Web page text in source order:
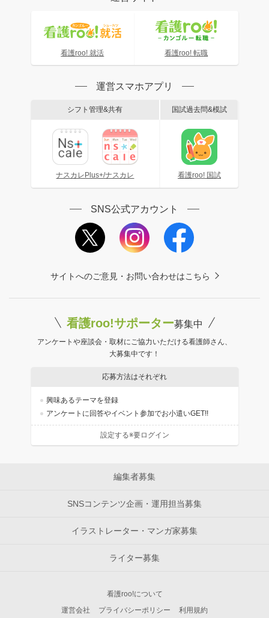
看護roo! 就活 看護roo! 転職
運営スマホアプリ
シフト管理&共有
ナスカレPlus+/ナスカレ
国試過去問&模試
看護roo! 国試
SNS公式アカウント
サイトへのご意見・お問い合わせはこちら
看護roo!サポーター募集中
アンケートや座談会・取材にご協力いただける看護師さん、
大募集中です！
応募方法はそれぞれ
興味あるテーマを登録
アンケートに回答やイベント参加でお小遣いGET!!
設定する※要ログイン
編集者募集
SNSコンテンツ企画・運用担当募集
イラストレーター・マンガ家募集
ライター募集
看護roo!について
運営会社
プライバシーポリシー 利用規約